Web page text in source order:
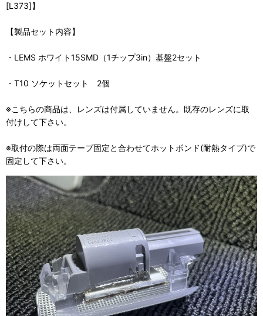
[L373]】
【製品セット内容】
・LEMS ホワイト15SMD（1チップ3in）基盤2セット
・T10 ソケットセット 2個
※こちらの商品は、レンズは付属していません。既存のレンズに取
付けして下さい。
※取付の際は両面テープ固定と合わせてホットボンド(耐熱タイプ)で
固定して下さい。